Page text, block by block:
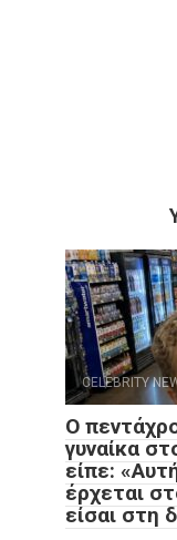
CELEBRITY
Ο
γυναίκα
είπε:
έρχεται
είσαι στη